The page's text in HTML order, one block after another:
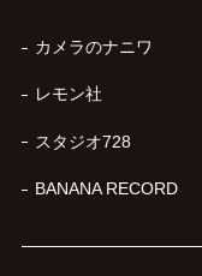
カメラのナニワ
レモン社
スタジオ728
BANANA RECORD